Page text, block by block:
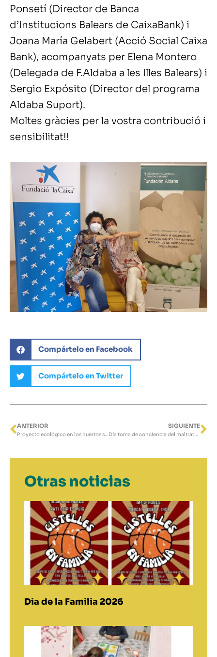
Ponsetí (Director de Banca
d’Institucions Balears de CaixaBank) i
Joana María Gelabert (Acció Social Caixa
Bank), acompanyats per Elena Montero
(Delegada de F.Aldaba a les Illes Balears) i
Sergio Expósito (Director del programa
Aldaba Suport).
Moltes gràcies per la vostra contribució i
sensibilitat!!
Compártelo en Facebook
Compártelo en Twitter
Ant
ANTERIOR
Proyecto ecológico en los huertos sociales ASIMA
SIGUIENTE
Día toma de conciencia del maltrato y abuso a personas mayores
Otras noticias
Dia de la Familia 2026